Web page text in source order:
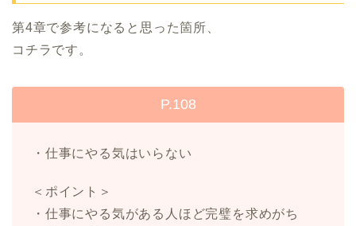
第4章で参考になると思った箇所、
コチラです。
P.108
・仕事にやる気はいらない
＜ポイント＞
・仕事にやる気がある人ほど完璧を求めがち